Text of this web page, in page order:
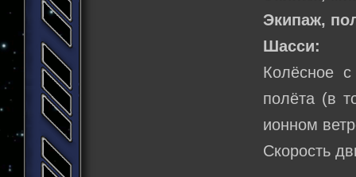
Экипаж,
Шасси:
Колёсное
полёта (в
ионном
Скорость